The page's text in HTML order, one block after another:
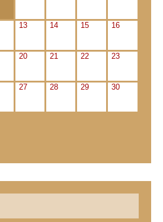
13 14 15 16
20 21 22 23
27 28 29 30